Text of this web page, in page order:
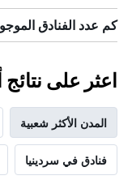
كم عدد الفنادق
اعثر على
المدن الأكثر شعبية
فنادق في سردينيا